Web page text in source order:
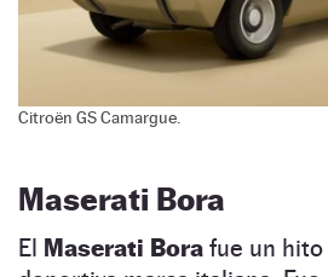
Citroën GS Camargue.
Maserati Bora
El Maserati Bora fue un hito